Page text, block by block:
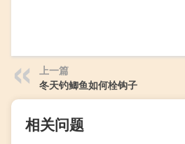
上一篇
冬天钓鲫鱼如何栓钩子
相关问题